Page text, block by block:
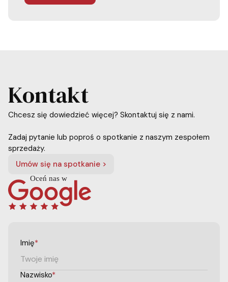
Kontakt
Chcesz się dowiedzieć więcej? Skontaktuj się z nami.
Zadaj pytanie lub poproś o spotkanie z naszym zespołem
sprzedaży.
Umów się na spotkanie >
Imię*
Nazwisko*